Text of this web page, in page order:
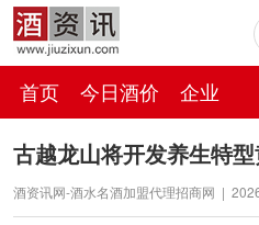
首页 今日酒价 企业
百科
古越龙山将开发养生特
酒资讯网-酒水名酒加盟代理招商网 |